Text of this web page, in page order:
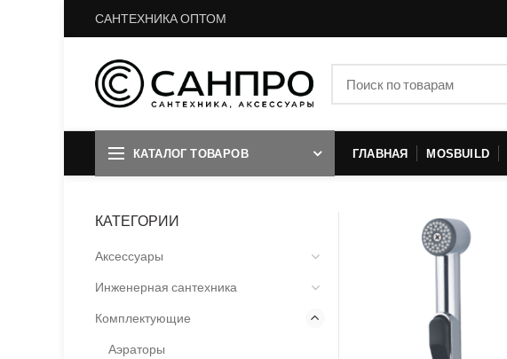
САНТЕХНИКА ОПТОМ
КАТАЛОГ ТОВАРОВ ГЛАВНАЯ MOSBUILD
КАТЕГОРИИ
Аксессуары
Инженерная сантехника
Комплектующие
Аэраторы